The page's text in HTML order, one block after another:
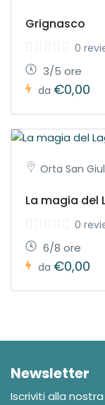
Grignasco
0
3/5 ore
da €0,00
Orta San
La magia del
0
6/8 ore
da €0,00
Newsletter
Iscriviti alla